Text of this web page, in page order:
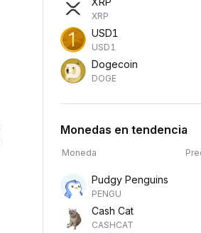
XRP
USD1
USD1
Dogecoin
DOGE
Monedas en tendencia
Moneda
Pudgy Penguins
PENGU
Cash Cat
CASHCAT